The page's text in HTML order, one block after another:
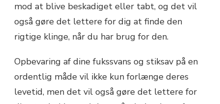
mod at blive beskadiget eller tabt, og det vil
også gøre det lettere for dig at finde den
rigtige klinge, når du har brug for den.
Opbevaring af dine fukssvans og stiksav på en
ordentlig måde vil ikke kun forlænge deres
levetid, men det vil også gøre det lettere for